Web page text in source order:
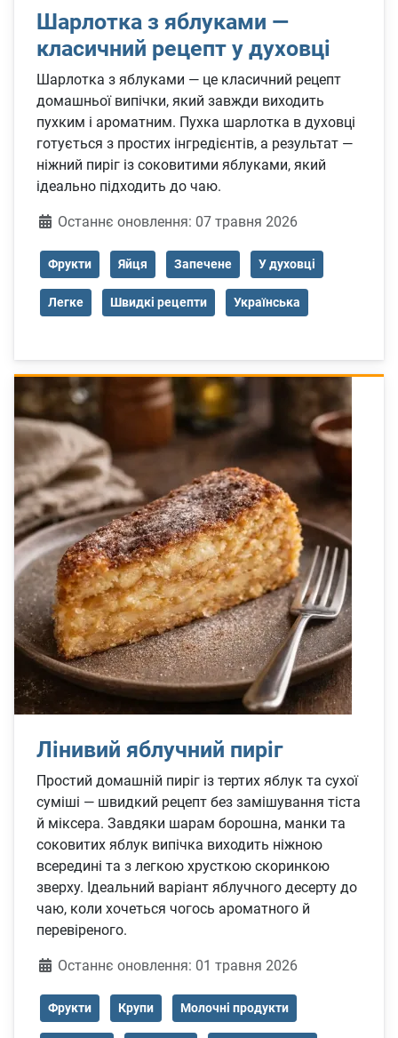
Шарлотка з яблуками —
класичний рецепт у духовці
Шарлотка з яблуками — це класичний рецепт
домашньої випічки, який завжди виходить
пухким і ароматним. Пухка шарлотка в духовці
готується з простих інгредієнтів, а результат —
ніжний пиріг із соковитими яблуками, який
ідеально підходить до чаю.
ДеталіОстаннє оновлення: 07 травня 2026
Фрукти Яйця Запечене У духовці
Легке Швидкі рецепти Українська
Лінивий яблучний пиріг
Простий домашній пиріг із тертих яблук та сухої
суміші — швидкий рецепт без замішування тіста
й міксера. Завдяки шарам борошна, манки та
соковитих яблук випічка виходить ніжною
всередині та з легкою хрусткою скоринкою
зверху. Ідеальний варіант яблучного десерту до
чаю, коли хочеться чогось ароматного й
перевіреного.
ДеталіОстаннє оновлення: 01 травня 2026
Фрукти Крупи Молочні продукти